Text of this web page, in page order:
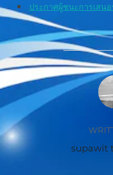
ประกาศผู้ชนะการเส
POST
supawit